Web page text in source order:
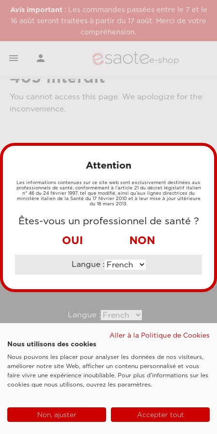
Avis important: Les commandes passées entre le 7 et le
16 août seront traitées à partir du 17 août. Merci de votre
compréhension.
  e-shop
403 Interdit
You cannot access this page. We apologize for the
inconvenience.
MÉTHODES DE PAIEMENT
VIREMENT BANCAIRE
Langue :
Esaote SpA ©2026 - Vat Code IT05131180969
Société soumise à la gestion et à la coordination de Shanghai Luzi Enterprise
Management Consultancy Center (Limited Partnership)
Clauses légales
Cookie Policy
Attention
Les informations contenues sur ce site web sont exclusivement destinées aux
professionnels de santé, conformément à l’article 21 du décret législatif italien
n° 46 du 24 février 1997, tel que modifié, ainsi qu’aux lignes directrices du
ministère italien de la Santé du 17 février 2010 et à leur mise à jour ultérieure
du 18 mars 2013.
Êtes-vous un professionnel de santé ?
OUI NON
Langue :
Aller à la Politique de Cookies
Nous utilisons des cookies
Nous pouvons les placer pour analyser les données de nos visiteurs,
améliorer notre site Web, afficher un contenu personnalisé et vous
faire vivre une expérience inoubliable. Pour plus d'informations sur les
cookies que nous utilisons, ouvrez les paramètres.
Non, ajuster Accepter tout